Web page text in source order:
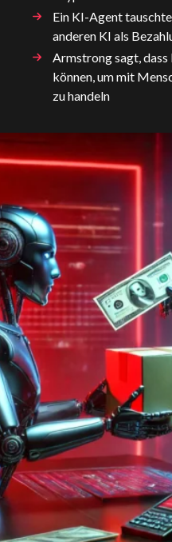
Ein KI-Agent
anderen KI als
Armstrong sagt, dass
können, um mit
zu handeln